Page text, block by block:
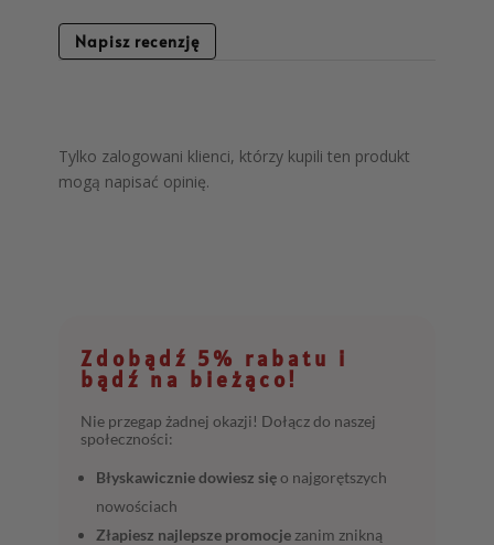
Napisz recenzję
Tylko zalogowani klienci, którzy kupili ten produkt
mogą napisać opinię.
Zdobądź 5% rabatu i
bądź na bieżąco!
Nie przegap żadnej okazji! Dołącz do naszej
społeczności:
Błyskawicznie dowiesz sięo najgorętszych
nowościach
Złapiesz najlepsze promocje zanim znikną